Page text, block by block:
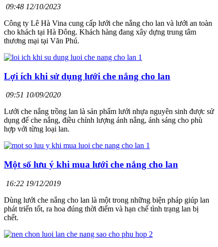
09:48 12/10/2023
Công ty Lê Hà Vina cung cấp lưới che nắng cho lan và lưới an toàn
cho khách tại Hà Đông. Khách hàng đang xây dựng trung tâm
thương mại tại Văn Phú.
Lợi ích khi sử dụng lưới che nắng cho lan
09:51 10/09/2020
Lưới che nắng trồng lan là sản phẩm lưới nhựa nguyên sinh được sử
dụng để che nắng, điều chỉnh lượng ánh nắng, ánh sáng cho phù
hợp với từng loại lan.
Một số lưu ý khi mua lưới che nắng cho lan
16:22 19/12/2019
Dùng lưới che nắng cho lan là một trong những biện pháp giúp lan
phát triển tốt, ra hoa đúng thời điểm và hạn chế tình trạng lan bị
chết.